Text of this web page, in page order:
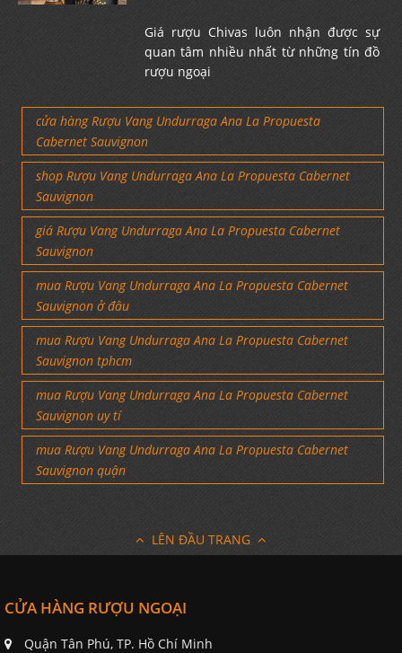
Giá rượu Chivas luôn nhận được sự
quan tâm nhiều nhất từ những tín đồ
rượu ngoại
cửa hàng Rượu Vang Undurraga Ana La Propuesta
Cabernet Sauvignon
shop Rượu Vang Undurraga Ana La Propuesta Cabernet
Sauvignon
giá Rượu Vang Undurraga Ana La Propuesta Cabernet
Sauvignon
mua Rượu Vang Undurraga Ana La Propuesta Cabernet
Sauvignon ở đâu
mua Rượu Vang Undurraga Ana La Propuesta Cabernet
Sauvignon tphcm
mua Rượu Vang Undurraga Ana La Propuesta Cabernet
Sauvignon uy tí
mua Rượu Vang Undurraga Ana La Propuesta Cabernet
Sauvignon quận
LÊN ĐẦU TRANG
CỬA HÀNG RƯỢU NGOẠI
Quận Tân Phú, TP. Hồ Chí Minh